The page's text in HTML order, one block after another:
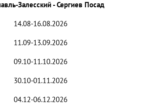
Залесский - Сергиев Посад
14.08-16.08.2026
11.09-13.09.2026
09.10-11.10.2026
30.10-01.11.2026
04.12-06.12.2026